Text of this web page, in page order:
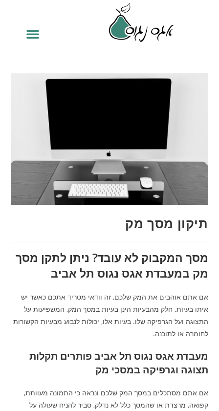
תיקון מסך מק
מסך המקבוק לא עובד? ניתן לתקן מסך
מק במעבדת אגס נגוס תל אביב
אם אתם אוהבים את המק שלכם, זה וודאי מטריד אתכם כאשר יש
איתו בעיות. חלק מהבעיות הינן בעיות במסך המק, המשפיעות על
התצוגה ועל הגרפיקה שלו. בעיות אלו, יכולות לנבוע מבעיות הקשורות
לחומרה או לתוכנה.
מעבדת אגס נגוס תל אביב פותרים תקלות
תצוגה וגרפיקה במסכי מק
אם אתם מסתכלים במסך המק שלכם ונראה כי התמונה מעוותת,
קפואה, מרצדת או שהמסך כלל לא נדלק, סביר להניח שעולה על